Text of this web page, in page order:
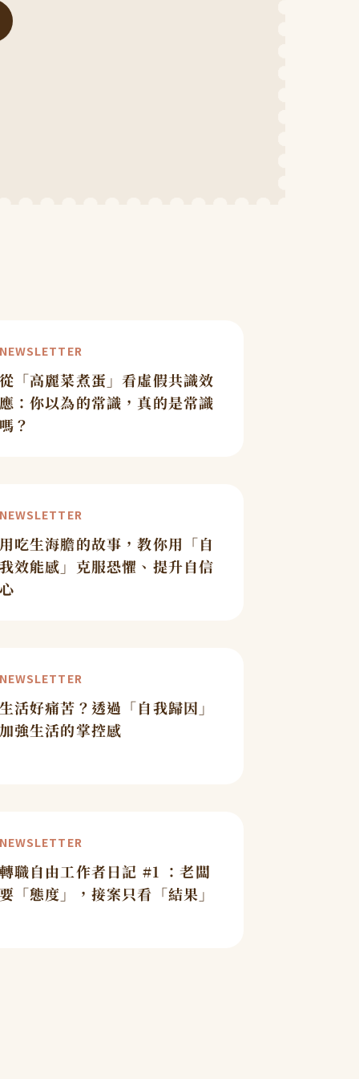
「高麗菜煮蛋」看虛假共識效
：你以為的常識，真的是常識
？
吃生海膽的故事，教你用「自
效能感」克服恐懼、提升自信
活好痛苦？透過「自我歸因」
強生活的掌控感
職自由工作者日記 #1 ：老闆
「態度」，接案只看「結果」